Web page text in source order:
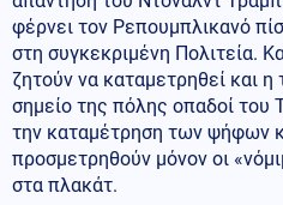
φέρνει τον Ρεπουμπλικανό
στη συγκεκριμένη Πολιτεία.
ζητούν να καταμετρηθεί και
σημείο της πόλης οπαδοί του
την καταμέτρηση των ψήφων
προσμετρηθούν μόνον οι
στα πλακάτ.